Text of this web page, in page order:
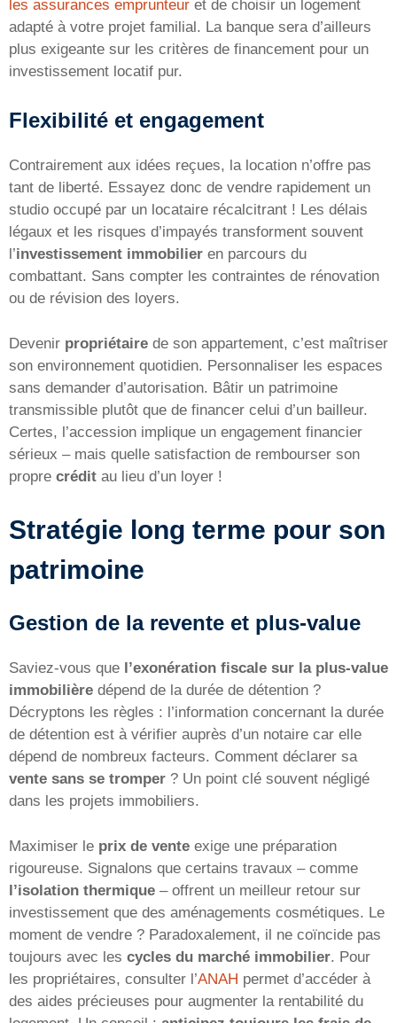
les assurances emprunteur et de choisir un logement
adapté à votre projet familial. La banque sera d’ailleurs
plus exigeante sur les critères de financement pour un
investissement locatif pur.
Flexibilité et engagement
Contrairement aux idées reçues, la location n’offre pas
tant de liberté. Essayez donc de vendre rapidement un
studio occupé par un locataire récalcitrant ! Les délais
légaux et les risques d’impayés transforment souvent
l’investissement immobilier en parcours du
combattant. Sans compter les contraintes de rénovation
ou de révision des loyers.
Devenir propriétaire de son appartement, c’est maîtriser
son environnement quotidien. Personnaliser les espaces
sans demander d’autorisation. Bâtir un patrimoine
transmissible plutôt que de financer celui d’un bailleur.
Certes, l’accession implique un engagement financier
sérieux – mais quelle satisfaction de rembourser son
propre crédit au lieu d’un loyer !
Stratégie long terme pour son
patrimoine
Gestion de la revente et plus-value
Saviez-vous que l’exonération fiscale sur la plus-value
immobilière dépend de la durée de détention ?
Décryptons les règles : l’information concernant la durée
de détention est à vérifier auprès d’un notaire car elle
dépend de nombreux facteurs. Comment déclarer sa
vente sans se tromper ? Un point clé souvent négligé
dans les projets immobiliers.
Maximiser le prix de vente exige une préparation
rigoureuse. Signalons que certains travaux – comme
l’isolation thermique – offrent un meilleur retour sur
investissement que des aménagements cosmétiques. Le
moment de vendre ? Paradoxalement, il ne coïncide pas
toujours avec les cycles du marché immobilier. Pour
les propriétaires, consulter l’ANAH permet d’accéder à
des aides précieuses pour augmenter la rentabilité du